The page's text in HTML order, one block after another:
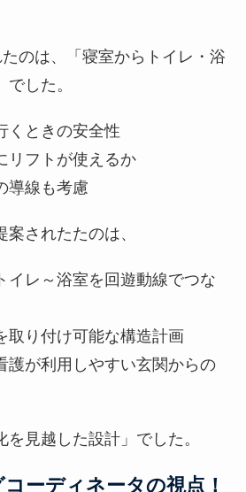
のは、「寝室からトイレ・浴
した。
くときの安全性
リフトが使えるか
導線も考慮
されたたのは、
イレ～浴室を回遊動線でつな
取り付け可能な構造計画
護が利用しやすい玄関からの
を見越した設計」でした。
ーディネータの視点！